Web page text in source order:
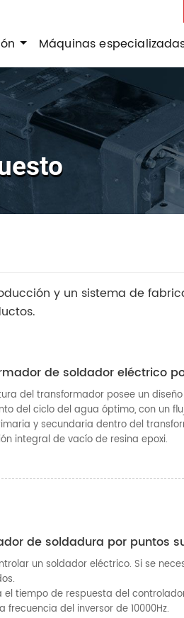
Máquinas
y un sistema de
de soldador eléctrico
del transformador posee un
del ciclo del agua óptimo, con un
y secundaria dentro del
integral de vacío de resina epoxi.
de soldadura por puntos
un soldador eléctrico. Si se
el tiempo de respuesta del
frecuencia del inversor de 10000Hz.